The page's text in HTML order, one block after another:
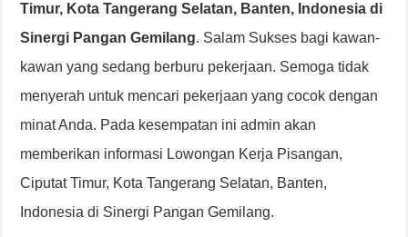
Timur, Kota Tangerang Selatan, Banten, Indonesia di
Sinergi Pangan Gemilang. Salam Sukses bagi kawan-
kawan yang sedang berburu pekerjaan. Semoga tidak
menyerah untuk mencari pekerjaan yang cocok dengan
minat Anda. Pada kesempatan ini admin akan
memberikan informasi Lowongan Kerja Pisangan,
Ciputat Timur, Kota Tangerang Selatan, Banten,
Indonesia di Sinergi Pangan Gemilang.